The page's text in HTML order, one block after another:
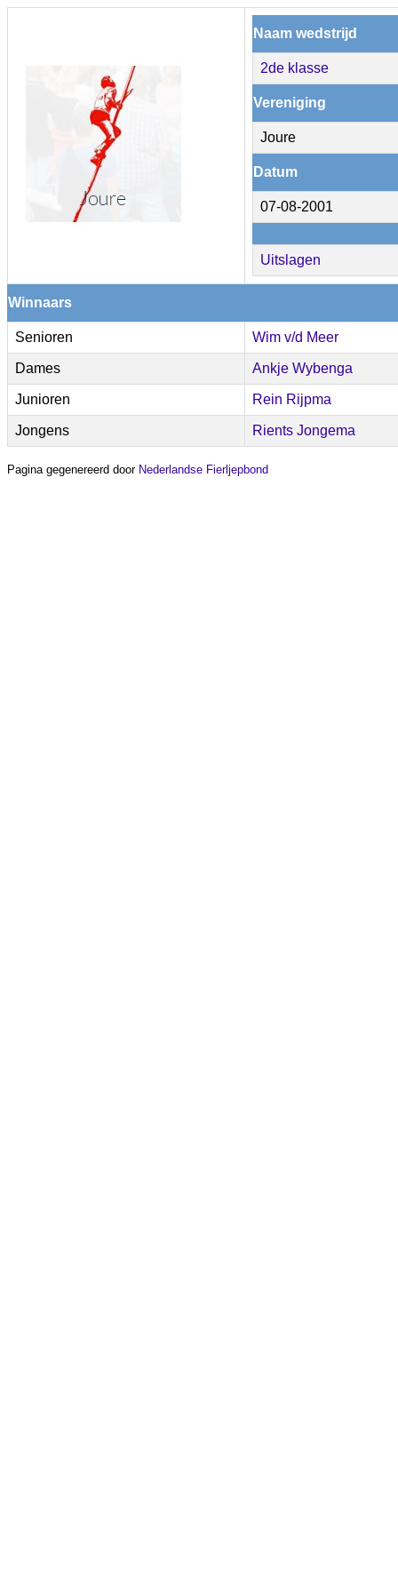
Naam wedstrijd
2de klasse
Vereniging
Joure
Datum
07-08-2001
Uitslagen
Winnaars
Senioren Wim v/d Meer
Dames Ankje Wybenga
Junioren Rein Rijpma
Jongens Rients Jongema
Pagina gegenereerd door Nederlandse Fierljepbond